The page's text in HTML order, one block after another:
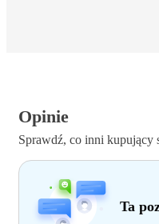
Opinie
Sprawdź, co inni kupujący
Ta